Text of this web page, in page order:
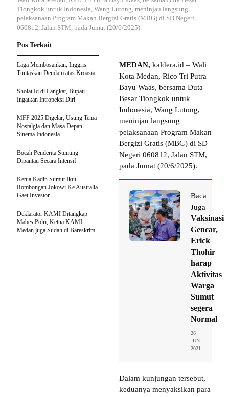
Tiongkok untuk Indonesia, Wang Lutong, meninjau langsung
pelaksanaan Program Makan Bergizi Gratis (MBG) di SD Negeri
060812, Jalan STM, pada Jumat (20/6/2025).
MEDAN, kaldera.id – Wali
Kota Medan, Rico Tri Putra
Bayu Waas, bersama Duta
Besar Tiongkok untuk
Indonesia, Wang Lutong,
meninjau langsung
pelaksanaan Program Makan
Bergizi Gratis (MBG) di SD
Negeri 060812, Jalan STM,
pada Jumat (20/6/2025).
Baca
Juga
Vaksinasi
Gencar,
Erick
Thohir
harap
Aktivitas
Warga
Sumut
segera
Normal
26
JUN
2021
Dalam kunjungan tersebut,
keduanya menyaksikan para
Pos Terkait
Laga Membosankan, Inggris
Tuntaskan Dendam atas Kroasia
Sholat Id di Langkat, Bupati
Ingatkan Intropeksi Diri
MFF 2025 Digelar, Usung Tema
Nostalgia dan Masa Depan
Sinema Indonesia
Bocah Penderita Stunting
Dipantau Secara Intensif
Ketua Kadin Sumut Ikut
Rombongan Jokowi Ke Australia
Gaet Investor
Deklarator KAMI Ditangkap
Mabes Polri, Ketua KAMI
Medan juga Sudah di Bareskrim